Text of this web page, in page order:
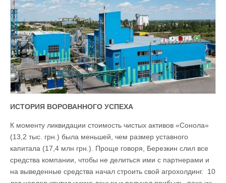
ИСТОРИЯ ВОРОВАННОГО УСПЕХА
К моменту ликвидации стоимость чистых активов «Сонола»
(13,2 тыс. грн.) была меньшей, чем размер уставного
капитала (17,4 млн грн.). Проще говоря, Березкин слил все
средства компании, чтобы не делиться ими с партнерами и
на выведенные средства начал строить свой агрохолдинг. 10